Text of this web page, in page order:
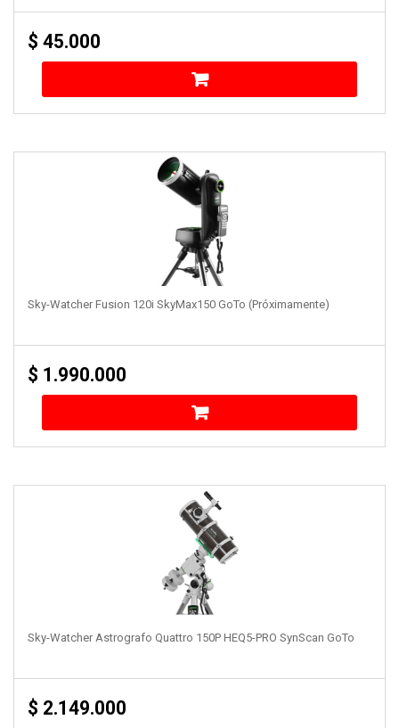
$ 45.000
Sky-Watcher Fusion 120i SkyMax150 GoTo (próximamente)
$ 1.990.000
Sky-Watcher Astrografo Quattro 150P HEQ5-PRO SynScan GoTo
$ 2.149.000